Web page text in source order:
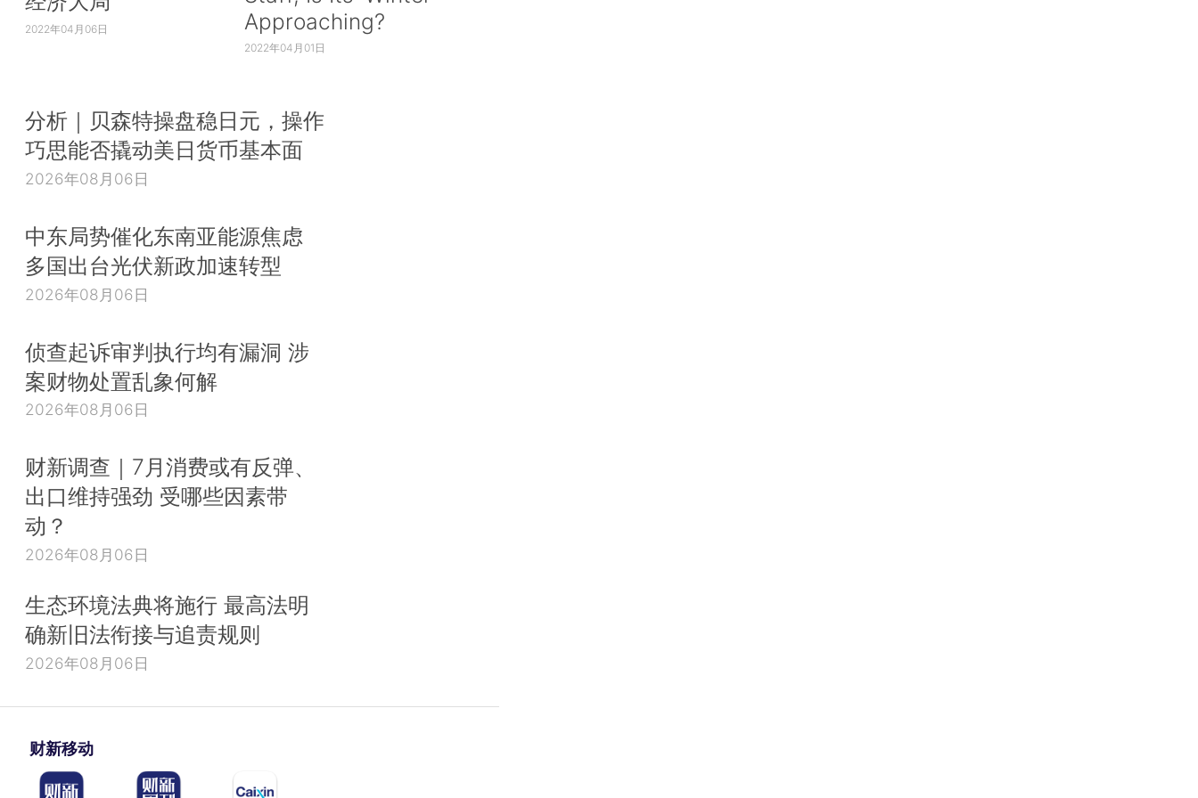
2022年04月06日
Approaching?
2022年04月01日
分析｜贝森特操盘稳日元，操作
巧思能否撬动美日货币基本面
2026年08月06日
中东局势催化东南亚能源焦虑
多国出台光伏新政加速转型
2026年08月06日
侦查起诉审判执行均有漏洞 涉
案财物处置乱象何解
2026年08月06日
财新调查｜7月消费或有反弹、
出口维持强劲 受哪些因素带
动？
2026年08月06日
生态环境法典将施行 最高法明
确新旧法衔接与追责规则
2026年08月06日
财新移动